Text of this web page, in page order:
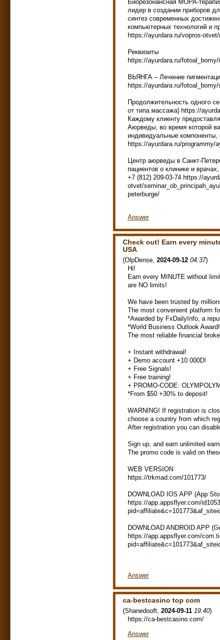
Биорезонансная МОРА-
лидер в создании приборов
синтез современных
компьютерных технологий и
https://ayurdara.ru/vopros-
Реквизиты
https://ayurdara.ru/
ВЬЯНГА – Лечение
https://ayurdara.ru/
Продолжительность одного
от типа массажа) https://
Каждому клиенту
Аюрведы, во время которой
индивидуальные
https://ayurdara.ru/programmy/
Центр аюрведы в Санкт-
пациентов о клинике и
+7 (812) 209-03-74 https://
otvet/
peterburge/
Answer
Check out! Earn every
USA
(OlpDense 2024-09-12 04:37)
Hi!
Earn every MINUTE without
are NO limits!
We have been trusted by
The most convenient platform
*Awarded by FxDailyInfo, a
*World Business Outlook Award!
The most reliable financial
+ Instant withdrawal!
+ Demo account +10 000D!
+ Free Signals!
+ Free training!
+ PROMO-CODE:
*From $50 +30% to deposit!
WARNING! If registration is
choose a country from which
After registration you can
Sign up, and earn unlimited
The promo code is valid on
WEB VERSION
https://trkmad.com/101773/
DOWNLOAD IOS APP (App
https://app.appsflyer.com/
DOWNLOAD ANDROID APP
https://app.appsflyer.com/
Answer
ca-bestcasino top com
(Shanedooft, 2024-09-11 19:40)
https://ca-bestcasino.com/
Answer